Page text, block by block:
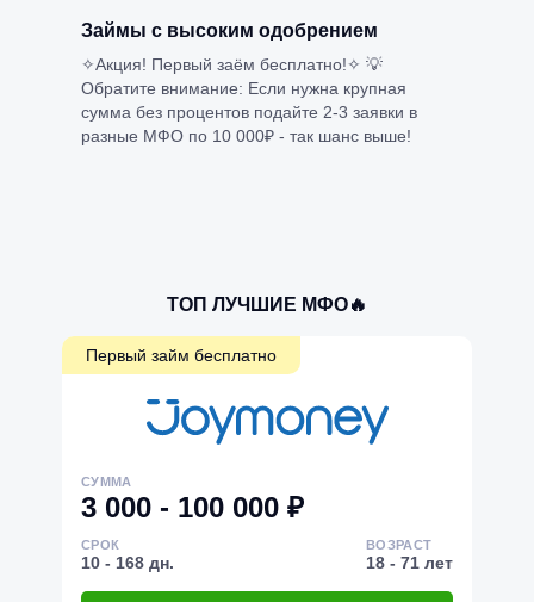
Займы с высоким одобрением
✧Акция! Первый заём бесплатно!✧ 💡
Обратите внимание: Если нужна крупная
сумма без процентов подайте 2-3 заявки в
разные МФО по 10 000₽ - так шанс выше!
ТОП ЛУЧШИЕ МФО🔥
Первый займ бесплатно
СУММА
3 000 - 100 000 ₽
СРОК
10 - 168 дн.
ВОЗРАСТ
18 - 71 лет